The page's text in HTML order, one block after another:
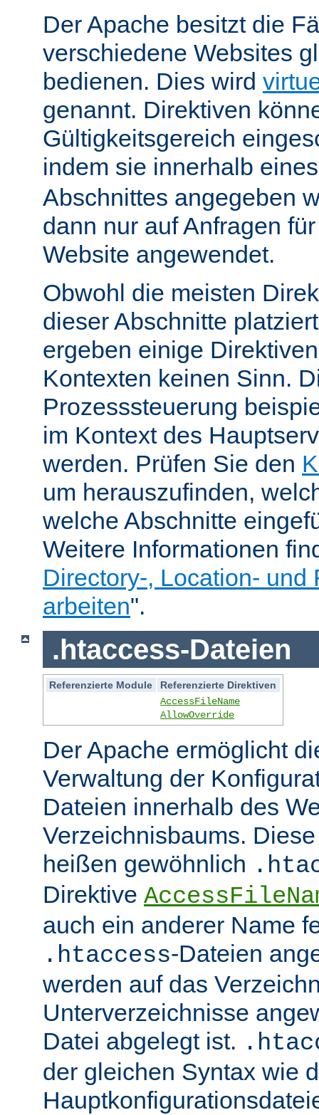
Der Apache besitzt die
verschiedene Websites
bedienen. Dies wird
genannt. Direktiven
Gültigkeitsgereich
indem sie innerhalb
Abschnittes angegeben
dann nur auf Anfragen
Website angewendet.
Obwohl die meisten
dieser Abschnitte
ergeben einige
Kontexten keinen Sinn.
Prozesssteuerung
im Kontext des
werden. Prüfen Sie den
um herauszufinden,
welche Abschnitte
Weitere Informationen
Directory-, Location- und
arbeiten".
.htaccess-Dateien
Referenzierte Module
Referenzierte Direktiven
AccessFileName
AllowOverride
Der Apache ermöglicht
Verwaltung der
Dateien innerhalb des
Verzeichnisbaums.
heißen gewöhnlich
Direktive
auch ein anderer Name
.htaccess-Dateien
werden auf das
Unterverzeichnisse
Datei abgelegt ist.
der gleichen Syntax wie